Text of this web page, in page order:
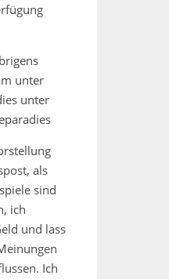
unter
unter
als
sind
ich
und lass
Ich